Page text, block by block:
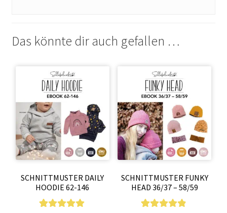
Das könnte dir auch gefallen …
SCHNITTMUSTER DAILY
HOODIE 62-146
SCHNITTMUSTER FUNKY
HEAD 36/37 – 58/59